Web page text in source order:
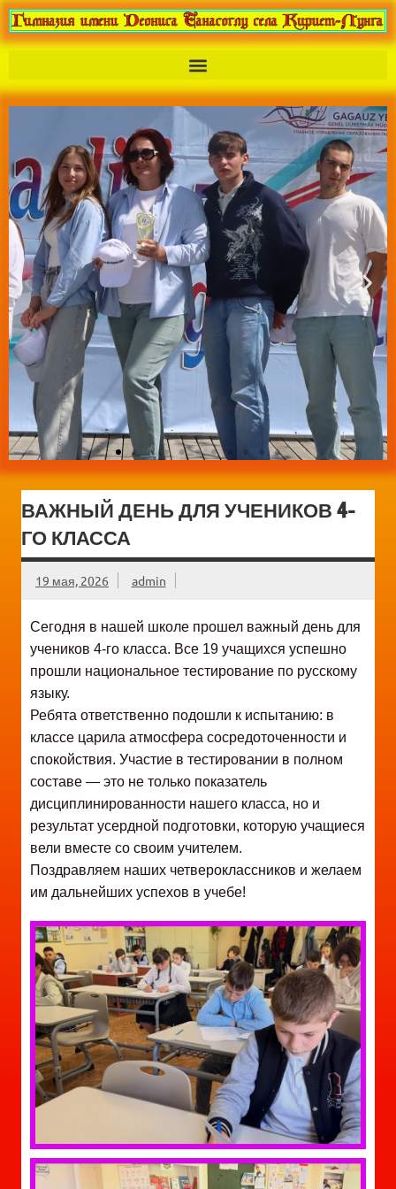
ВАЖНЫЙ ДЕНЬ ДЛЯ УЧЕНИКОВ 4-
ГО КЛАССА
19 мая, 2026 admin
Сегодня в нашей школе прошел важный день для
учеников 4-го класса. Все 19 учащихся успешно
прошли национальное тестирование по русскому
языку.
Ребята ответственно подошли к испытанию: в
классе царила атмосфера сосредоточенности и
спокойствия. Участие в тестировании в полном
составе — это не только показатель
дисциплинированности нашего класса, но и
результат усердной подготовки, которую учащиеся
вели вместе со своим учителем.
Поздравляем наших четвероклассников и желаем
им дальнейших успехов в учебе!